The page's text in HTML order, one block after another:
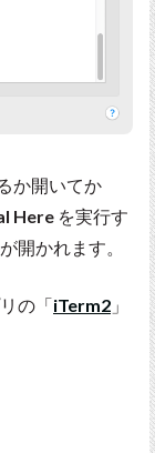
か開いてか
Here を実行す
開かれます。
の「iTerm2 」